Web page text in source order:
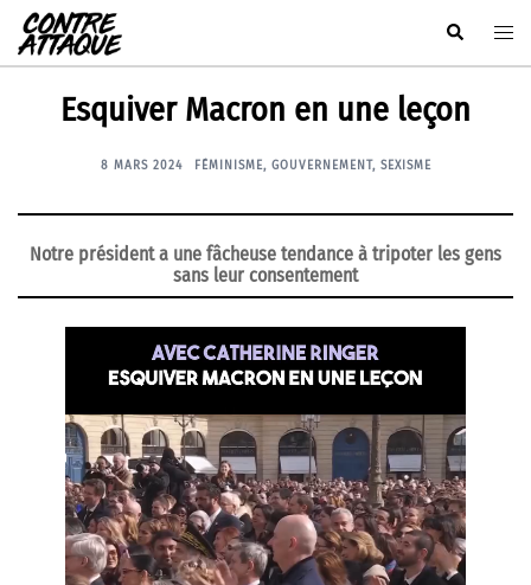
Aller
au
contenu
Rechercher
Esquiver Macron en une leçon
8 MARS 2024 FÉMINISME, GOUVERNEMENT, SEXISME
Notre président a une fâcheuse tendance à tripoter les gens
sans leur consentement